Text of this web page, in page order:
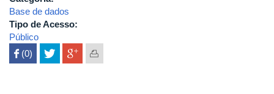
Base de dados
Tipo de Acesso:
Público
 (0)